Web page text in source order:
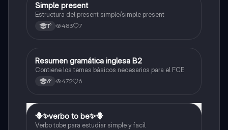
Inglés
Simple present
Estructura del present simple/simple present
1° 483 7
Inglés
Resumen gramática inglesa B2
Contiene los temas básicos necesarios para el FCE
6° 472 6
Inglés
🪻✨️verbo to be✨️🪻
Verbo tobe para estudiar simple y facil